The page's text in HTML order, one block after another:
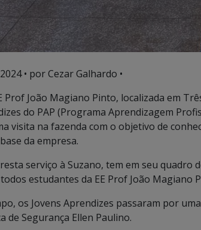
• por Cezar Galhardo •
Prof João Magiano Pinto, localizada em
do PAP (Programa Aprendizagem
visita na fazenda com o objetivo de
da empresa.
serviço à Suzano, tem em seu quadro
estudantes da EE Prof João Magiano
os Jovens Aprendizes passaram por
de Segurança Ellen Paulino.